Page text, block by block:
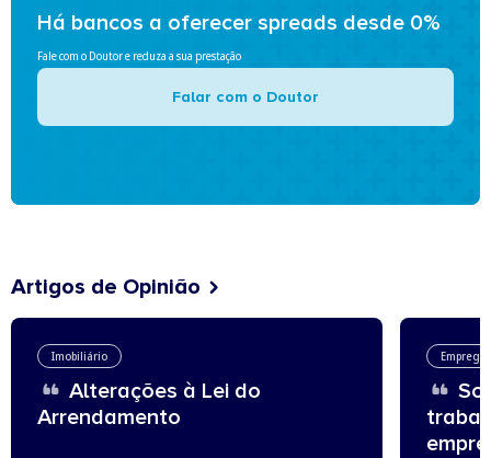
Há bancos a oferecer spreads desde 0%
Fale com o Doutor e reduza a sua prestação
Falar com o Doutor
Artigos de Opinião
Imobiliário
Alterações à Lei do
Arrendamento
Emprego